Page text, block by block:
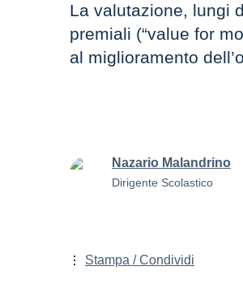
La valutazione, lungi
premiali (“value for
al miglioramento
Nazario Malandrino
Dirigente Scolastico
Stampa / Condividi